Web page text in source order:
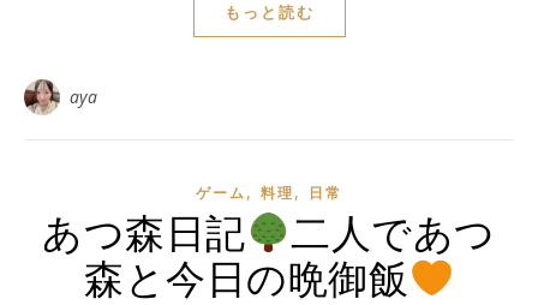
もっと読む
aya
ゲーム, 料理, 日常
あつ森日記
二人であつ
森と今日の晩御飯